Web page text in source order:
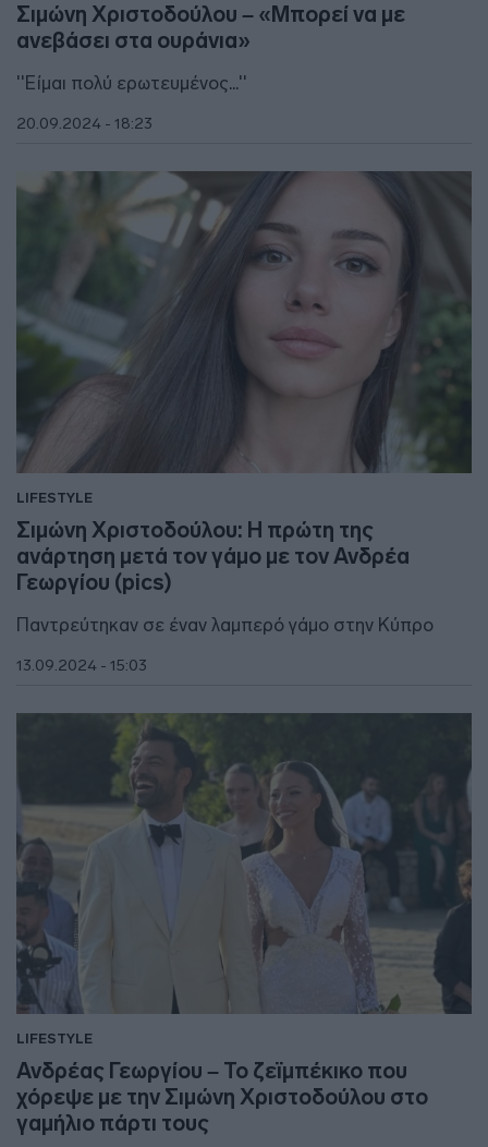
Σιμώνη Χριστοδούλου – «Μπορεί να με
ανεβάσει στα ουράνια»
''Είμαι πολύ ερωτευμένος...''
20.09.2024 - 18:23
LIFESTYLE
Σιμώνη Χριστοδούλου: Η πρώτη της
ανάρτηση μετά τον γάμο με τον Ανδρέα
Γεωργίου (pics)
Παντρεύτηκαν σε έναν λαμπερό γάμο στην Κύπρο
13.09.2024 - 15:03
LIFESTYLE
Ανδρέας Γεωργίου – Το ζεϊμπέκικο που
χόρεψε με την Σιμώνη Χριστοδούλου στο
γαμήλιο πάρτι τους